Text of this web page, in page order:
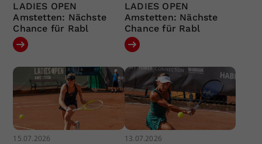
LADIES OPEN
Amstetten: Nächste
Chance für Rabl
LADIES OPEN
Amstetten: Nächste
Chance für Rabl
15.07.2026 13.07.2026